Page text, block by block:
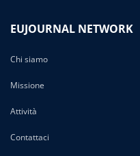
EUJOURNAL NETWORK
Chi siamo
Missione
Attività
Contattaci